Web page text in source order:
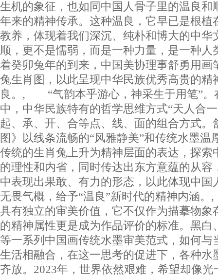
生机的象征，也如同中国人骨子里的温良和
年来的精神传承。这种温良，它早已是根植
教养，体现着我们深沉、纯朴和博大的中华
顺，更不是懦弱，而是一种力量，是一种人
着癸卯兔年的到来，中国美协理事舒勇用画
兔生肖图，以此呈现中华民族优秀高贵的
良。, “气韵本乎游心，神采生于用笔”。
中，中华民族特有的哲学思维方式“天人合
起、承、开、合等点、线、面的组合方式。
图》以线条流畅的“风雅静美”和传统水墨温
传统的生肖兔上升为精神层面的表达，探索
的理性和内省，同时传达出东方意蕴的从容
中表现出果敢、有力的形态，以此体现中国
无畏气概，给予“温良”新时代的精神内
具有独立的审美价值，它不仅作为描摹物象
的精神属性更是成为作品评价的标准。黑白
等一系列中国画传统水墨审美范式，如何与
生活相融合，在这一思考的促进下，各种水
齐放。2023年，世界依然艰难，希望却像